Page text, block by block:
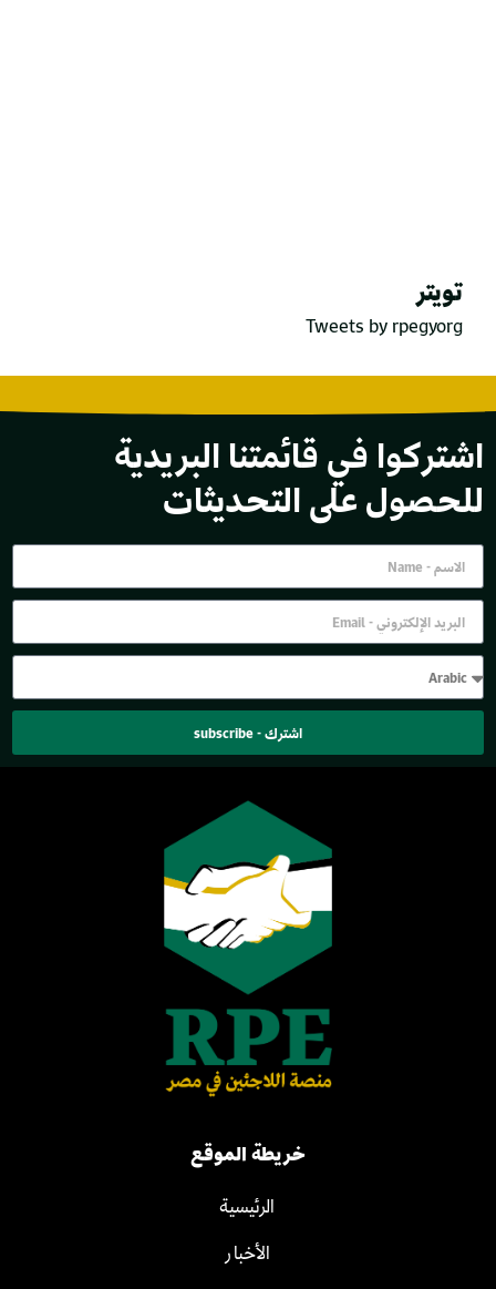
تويتر
Tweets by rpegyorg
اشتركوا في قائمتنا البريدية
للحصول على التحديثات
اشترك - subscribe
خريطة الموقع
الرئيسية
الأخبار